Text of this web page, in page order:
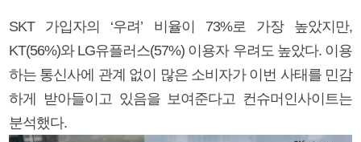
SKT 가입자의 ‘우려’ 비율이 73%로 가장 높았지만,
KT(56%)와 LG유플러스(57%) 이용자 우려도 높았다. 이용
하는 통신사에 관계 없이 많은 소비자가 이번 사태를 민감
하게 받아들이고 있음을 보여준다고 컨슈머인사이트는
분석했다.